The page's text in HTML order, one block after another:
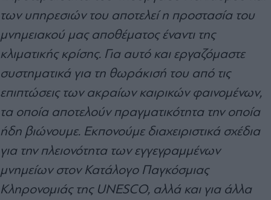
των υπηρεσιών του αποτελεί η προστασία του
μνημειακού μας αποθέματος έναντι της
κλιματικής κρίσης. Για αυτό και εργαζόμαστε
συστηματικά για τη θωράκισή του από τις
επιπτώσεις των ακραίων καιρικών φαινομένων,
τα οποία αποτελούν πραγματικότητα την οποία
ήδη βιώνουμε. Εκπονούμε διαχειριστικά σχέδια
για την πλειονότητα των εγγεγραμμένων
μνημείων στον Κατάλογο Παγκόσμιας
Κληρονομιάς της UNESCO, αλλά και για άλλα